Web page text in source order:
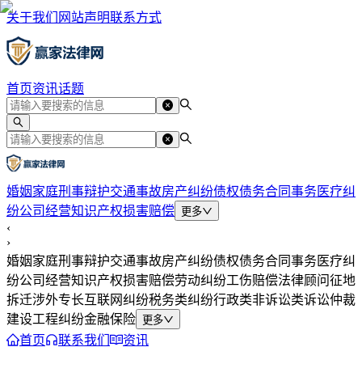
关于我们 网站声明联系方式
首页资讯话题
婚姻家庭刑事辩护交通事故房产纠纷债权债务合同事务医疗纠
纷公司经营知识产权损害赔偿 更多
‹
›
婚姻家庭刑事辩护交通事故房产纠纷债权债务合同事务医疗纠
纷公司经营知识产权损害赔偿劳动纠纷工伤赔偿法律顾问征地
拆迁涉外专长互联网纠纷税务类纠纷行政类非诉讼类诉讼仲裁
建设工程纠纷金融保险 更多
首页 联系我们 资讯